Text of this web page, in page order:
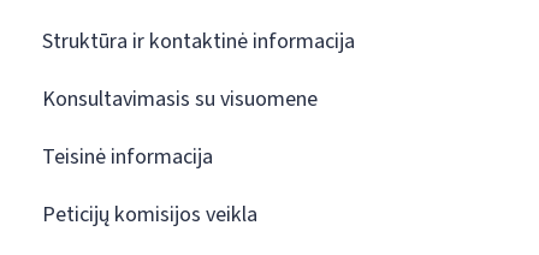
Struktūra ir kontaktinė informacija
Konsultavimasis su visuomene
Teisinė informacija
Peticijų komisijos veikla